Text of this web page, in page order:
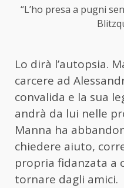
“L’ho presa a pugni
Lo dirà l’autopsia.
carcere ad
convalida e la sua
andrà da lui nelle
Manna ha
chiedere aiuto,
propria fidanzata a
tornare dagli amici.